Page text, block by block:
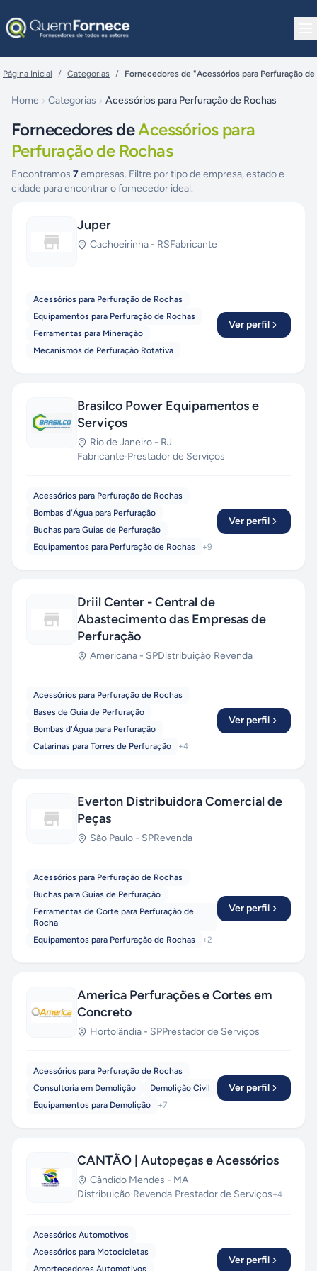
Página Inicial / Categorias / Fornecedores de "Acessórios para Perfuração de
Home Categorias Acessórios para Perfuração de Rochas
Fornecedores deAcessórios para
Perfuração de Rochas
Encontramos 7empresas. Filtre por tipo de empresa, estado e
cidade para encontrar o fornecedor ideal.
Juper
Cachoeirinha - RSFabricante
Acessórios para Perfuração de Rochas
Equipamentos para Perfuração de Rochas
Ferramentas para Mineração
Mecanismos de Perfuração Rotativa
Ver perfil
Brasilco Power Equipamentos e
Serviços
Rio de Janeiro - RJ
Fabricante·Prestador de Serviços
Acessórios para Perfuração de Rochas
Bombas d'Água para Perfuração
Buchas para Guias de Perfuração
Equipamentos para Perfuração de Rochas
+9
Ver perfil
Driil Center - Central de
Abastecimento das Empresas de
Perfuração
Americana - SPDistribuição·Revenda
Acessórios para Perfuração de Rochas
Bases de Guia de Perfuração
Bombas d'Água para Perfuração
Catarinas para Torres de Perfuração
+4
Ver perfil
Everton Distribuidora Comercial de
Peças
São Paulo - SPRevenda
Acessórios para Perfuração de Rochas
Buchas para Guias de Perfuração
Ferramentas de Corte para Perfuração de
Rocha
Equipamentos para Perfuração de Rochas
+2
Ver perfil
America Perfurações e Cortes em
Concreto
Hortolândia - SPPrestador de Serviços
Acessórios para Perfuração de Rochas
Consultoria em Demolição
Demolição Civil
Equipamentos para Demolição
+7
Ver perfil
CANTÃO | Autopeças e Acessórios
Cândido Mendes - MA
Distribuição·Revenda·Prestador de Serviços+4
Acessórios Automotivos
Acessórios para Motocicletas
Amortecedores Automotivos
Ver perfil